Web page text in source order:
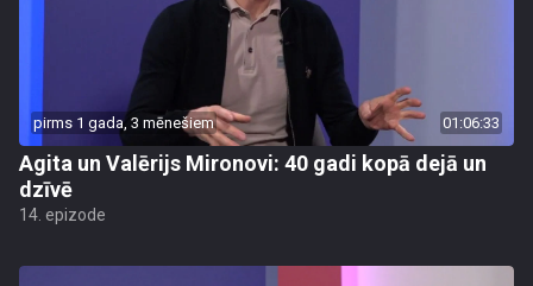
pirms 1 gada, 3 mēnešiem 01:06:33
Agita un Valērijs Mironovi: 40 gadi kopā dejā un
dzīvē
14. epizode